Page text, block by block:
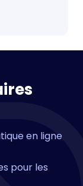
en ligne
pour les